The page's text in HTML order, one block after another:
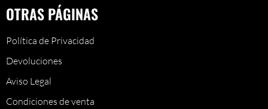
OTRAS PÁGINAS
Política de Privacidad
Devoluciones
Aviso Legal
Condiciones de venta